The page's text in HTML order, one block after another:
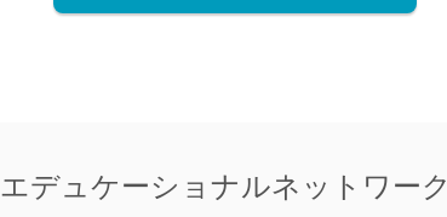
エデュケーショナルネットワーク